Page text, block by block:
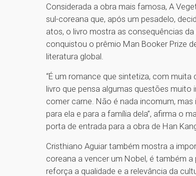
Considerada a obra mais famosa, A
sul-coreana que, após um pesadelo,
atos, o livro mostra as consequências
conquistou o prêmio Man Booker Prize
literatura global.
“É um romance que sintetiza, com
livro que pensa algumas questões muito
comer carne. Não é nada incomum,
para ela e para a família dela”, afirma o
porta de entrada para a obra de Han
Cristhiano Aguiar também mostra a
coreana a vencer um Nobel, é também
reforça a qualidade e a relevância da